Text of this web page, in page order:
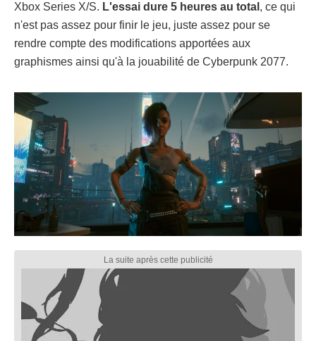
Xbox Series X/S. L'essai dure 5 heures au total , ce qui
n'est pas assez pour finir le jeu, juste assez pour se
rendre compte des modifications apportées aux
graphismes ainsi qu'à la jouabilité de Cyberpunk 2077.